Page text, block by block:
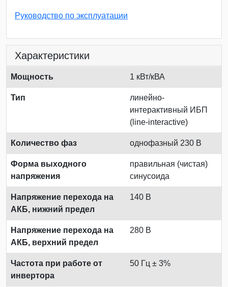
Руководство по эксплуатации
Характеристики
Мощность 1 кВт/кВА
Тип
линейно-
интерактивный ИБП
(line-interactive)
Количество фаз однофазный 230 В
Форма выходного
напряжения
правильная (чистая)
синусоида
Напряжение перехода на
АКБ, нижний предел
140 В
Напряжение перехода на
АКБ, верхний предел
280 В
Частота при работе от
инвертора
50 Гц ± 3%